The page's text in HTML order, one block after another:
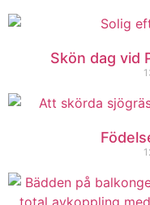
Skön dag vid